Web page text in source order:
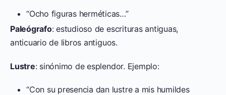
“Ocho figuras herméticas…”
Paleógrafo: estudioso de escrituras antiguas,
anticuario de libros antiguos.
Lustre: sinónimo de esplendor. Ejemplo:
“Con su presencia dan lustre a mis humildes